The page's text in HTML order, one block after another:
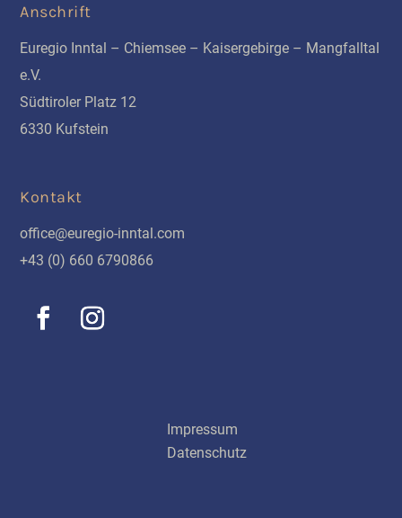
Anschrift
Euregio Inntal – Chiemsee – Kaisergebirge – Mangfalltal
e.V.
Südtiroler Platz 12
6330 Kufstein
Kontakt
office@euregio-inntal.com
+43 (0) 660 6790866
Impressum
Datenschutz